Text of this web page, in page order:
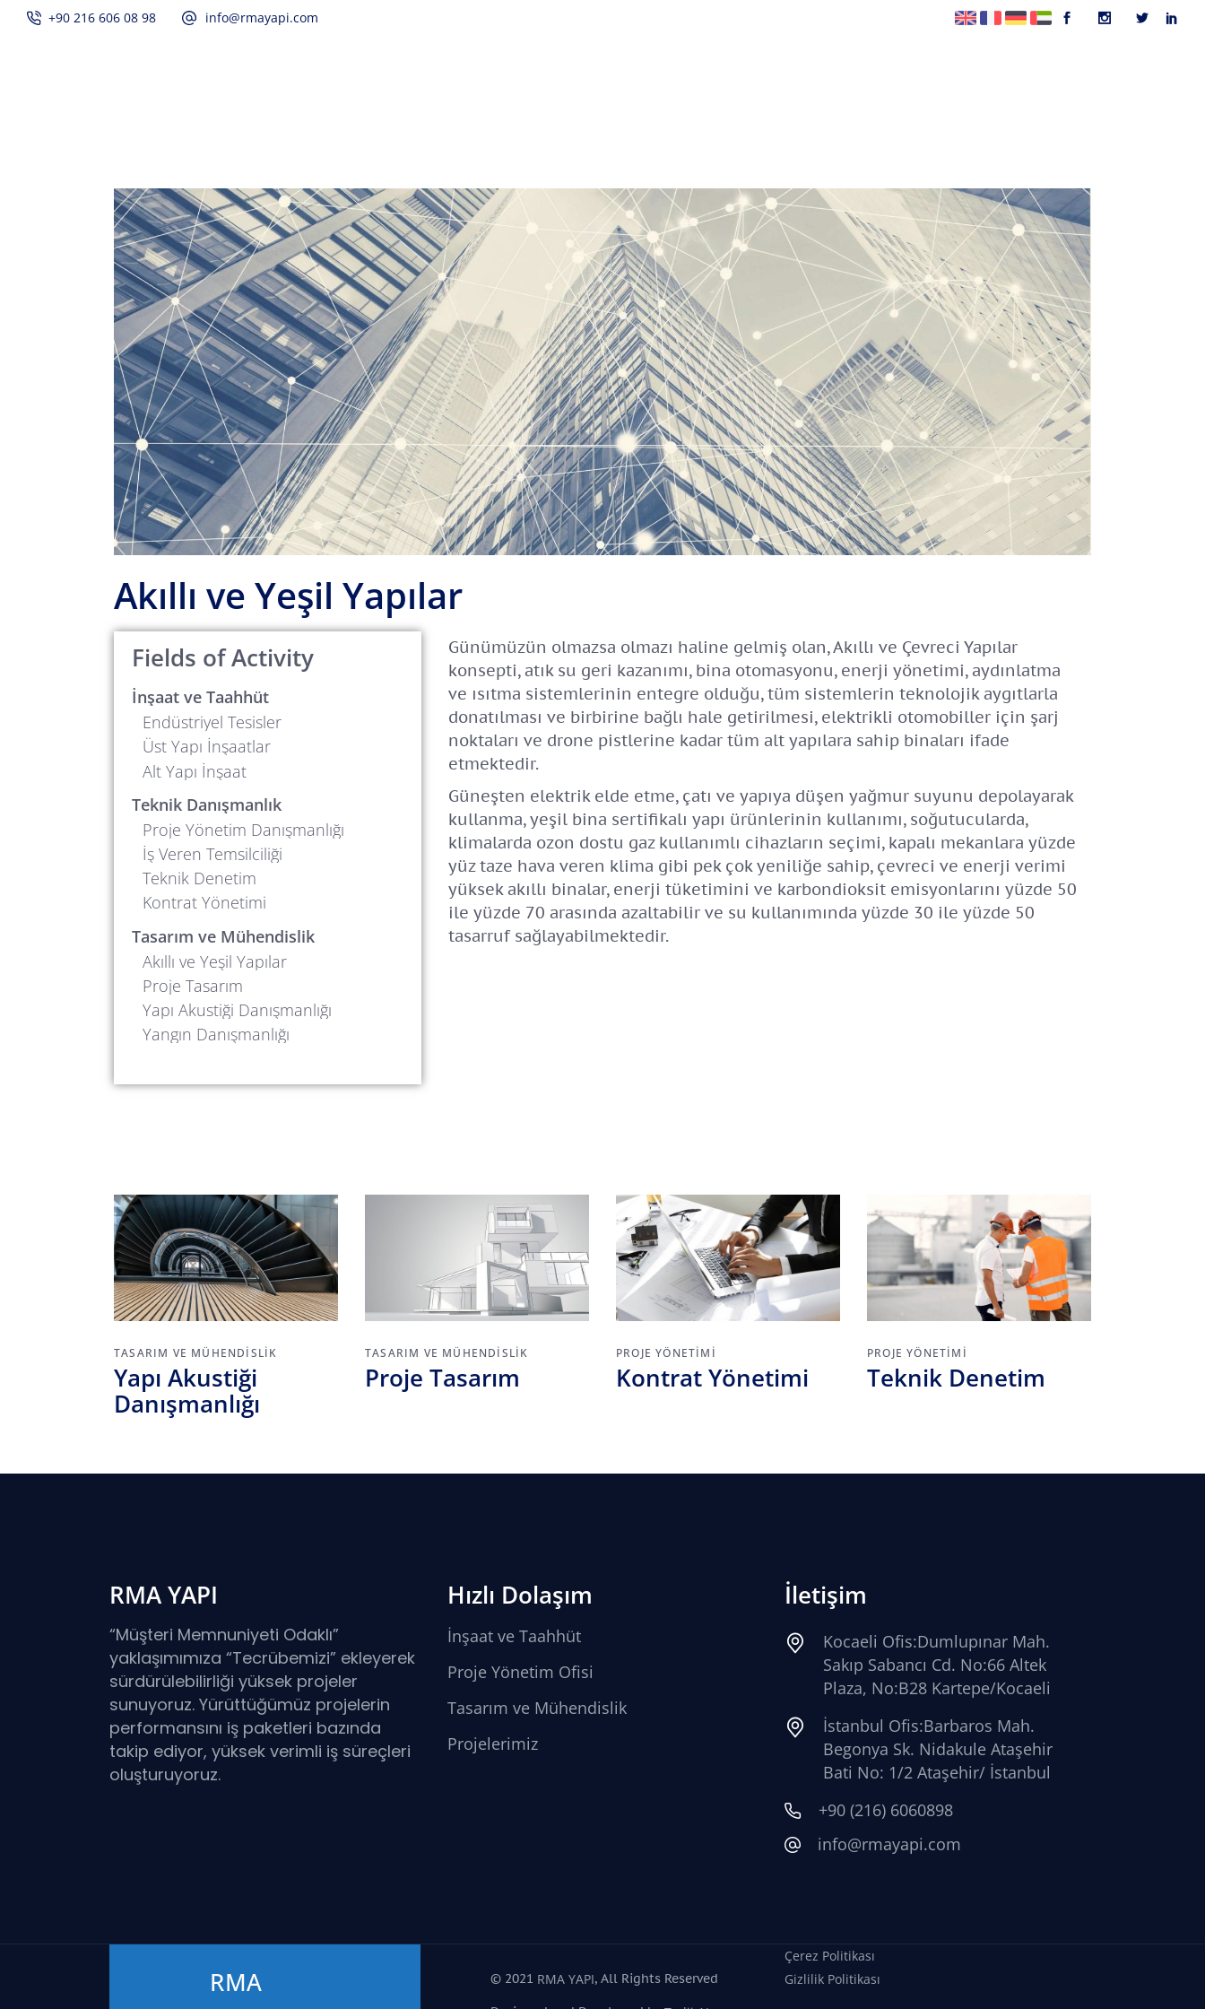
+90 216 606 08 98 info@rmayapi.com
Akıllı ve Yeşil Yapılar
Fields of Activity
İnşaat ve Taahhüt
Endüstriyel Tesisler
Üst Yapı İnşaatlar
Alt Yapı İnşaat
Teknik Danışmanlık
Proje Yönetim Danışmanlığı
İş Veren Temsilciliği
Teknik Denetim
Kontrat Yönetimi
Tasarım ve Mühendislik
Akıllı ve Yeşil Yapılar
Proje Tasarım
Yapı Akustiği Danışmanlığı
Yangın Danışmanlığı
Günümüzün olmazsa olmazı haline gelmiş olan, Akıllı ve Çevreci Yapılar
konsepti, atık su geri kazanımı, bina otomasyonu, enerji yönetimi, aydınlatma
ve ısıtma sistemlerinin entegre olduğu, tüm sistemlerin teknolojik aygıtlarla
donatılması ve birbirine bağlı hale getirilmesi, elektrikli otomobiller için şarj
noktaları ve drone pistlerine kadar tüm alt yapılara sahip binaları ifade
etmektedir.
Güneşten elektrik elde etme, çatı ve yapıya düşen yağmur suyunu depolayarak
kullanma, yeşil bina sertifikalı yapı ürünlerinin kullanımı, soğutucularda,
klimalarda ozon dostu gaz kullanımlı cihazların seçimi, kapalı mekanlara yüzde
yüz taze hava veren klima gibi pek çok yeniliğe sahip, çevreci ve enerji verimi
yüksek akıllı binalar, enerji tüketimini ve karbondioksit emisyonlarını yüzde 50
ile yüzde 70 arasında azaltabilir ve su kullanımında yüzde 30 ile yüzde 50
tasarruf sağlayabilmektedir.
TASARIM VE MÜHENDISLIK
Yapı Akustiği
Danışmanlığı
TASARIM VE MÜHENDISLIK
Proje Tasarım
PROJE YÖNETIMI
Kontrat Yönetimi
PROJE YÖNETIMI
Teknik Denetim
RMA YAPI
“Müşteri Memnuniyeti Odaklı”
yaklaşımımıza “Tecrübemizi” ekleyerek
sürdürülebilirliği yüksek projeler
sunuyoruz. Yürüttüğümüz projelerin
performansını iş paketleri bazında
takip ediyor, yüksek verimli iş süreçleri
oluşturuyoruz.
Hızlı Dolaşım
İnşaat ve Taahhüt
Proje Yönetim Ofisi
Tasarım ve Mühendislik
Projelerimiz
İletişim
Kocaeli Ofis:Dumlupınar Mah.
Sakıp Sabancı Cd. No:66 Altek
Plaza, No:B28 Kartepe/Kocaeli
İstanbul Ofis:Barbaros Mah.
Begonya Sk. Nidakule Ataşehir
Bati No: 1/2 Ataşehir/ İstanbul
+90 (216) 6060898
info@rmayapi.com
RMA © 2021 RMA YAPI, All Rights Reserved
Çerez Politikası
Gizlilik Politikası